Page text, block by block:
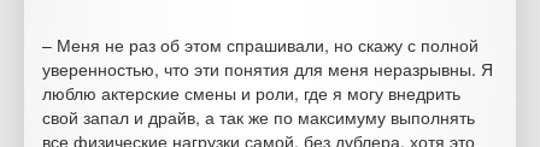
– Меня не раз об этом спрашивали, но скажу с полной
уверенностью, что эти понятия для меня неразрывны. Я
люблю актерские смены и роли, где я могу внедрить
свой запал и драйв, а так же по максимуму выполнять
все физические нагрузки самой, без дублера, хотя это